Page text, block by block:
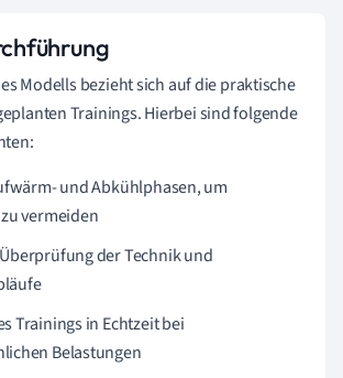
Modells bezieht sich auf die praktische
Trainings. Hierbei sind folgende
und Abkühlphasen, um
vermeiden
der Technik und
Trainings in Echtzeit bei
Belastungen